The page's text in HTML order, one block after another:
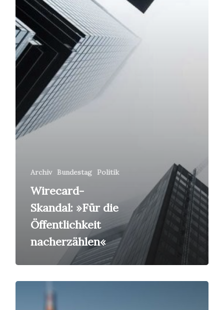
Archiv Bundestag Politik
Wirecard-
Skandal: »Für die
Öffentlichkeit
nacherzählen«